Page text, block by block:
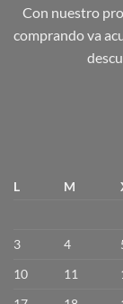
Con nuestro
comprando va
L M
3
4
10
11